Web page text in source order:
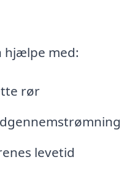
hjælpe med:
rør
levetid